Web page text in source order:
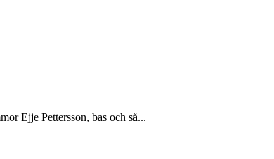
Ejje Pettersson, bas och så...